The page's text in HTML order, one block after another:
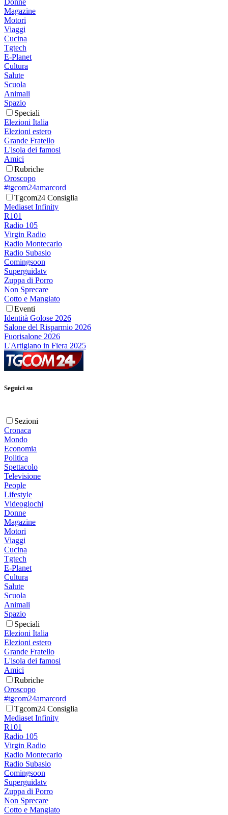
Donne
Magazine
Motori
Viaggi
Cucina
Tgtech
E-Planet
Cultura
Salute
Scuola
Animali
Spazio
Speciali
Elezioni Italia
Elezioni estero
Grande Fratello
L'isola dei famosi
Amici
Rubriche
Oroscopo
#tgcom24amarcord
Tgcom24 Consiglia
Mediaset Infinity
R101
Radio 105
Virgin Radio
Radio Montecarlo
Radio Subasio
Comingsoon
Superguidatv
Zuppa di Porro
Non Sprecare
Cotto e Mangiato
Eventi
Identità Golose 2026
Salone del Risparmio 2026
Fuorisalone 2026
L'Artigiano in Fiera 2025
Seguici su
Sezioni
Cronaca
Mondo
Economia
Politica
Spettacolo
Televisione
People
Lifestyle
Videogiochi
Donne
Magazine
Motori
Viaggi
Cucina
Tgtech
E-Planet
Cultura
Salute
Scuola
Animali
Spazio
Speciali
Elezioni Italia
Elezioni estero
Grande Fratello
L'isola dei famosi
Amici
Rubriche
Oroscopo
#tgcom24amarcord
Tgcom24 Consiglia
Mediaset Infinity
R101
Radio 105
Virgin Radio
Radio Montecarlo
Radio Subasio
Comingsoon
Superguidatv
Zuppa di Porro
Non Sprecare
Cotto e Mangiato